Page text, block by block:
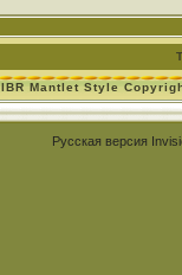
IBR Mantlet Style
Русская версия